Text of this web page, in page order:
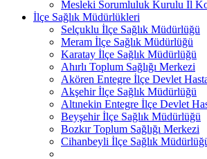
Mesleki Sorumluluk Kurulu İl
İlçe Sağlık Müdürlükleri
Selçuklu İlçe Sağlık Müdürlüğü
Meram İlçe Sağlık Müdürlüğü
Karatay İlçe Sağlık Müdürlüğü
Ahırlı Toplum Sağlığı Merkezi
Akören Entegre İlçe Devlet
Akşehir İlçe Sağlık Müdürlüğü
Altınekin Entegre İlçe Devlet
Beyşehir İlçe Sağlık Müdürlüğü
Bozkır Toplum Sağlığı Merkezi
Cihanbeyli İlçe Sağlık